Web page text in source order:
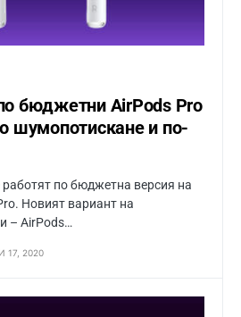
бюджетни AirPods Pro
шумопотискане и по-
по бюджетна версия на
Новият вариант на
– AirPods…
17, 2020